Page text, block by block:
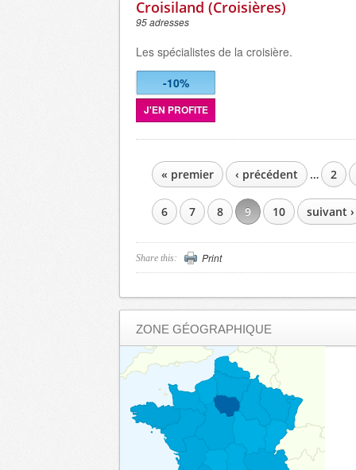
Croisiland (Croisières)
95 adresses
Les spécialistes de la croisière.
-10%
J'EN PROFITE
PAGES« premier ‹ précédent … 2
6 7 8 9 10 suivant ›
Share this: Print
ZONE GÉOGRAPHIQUE